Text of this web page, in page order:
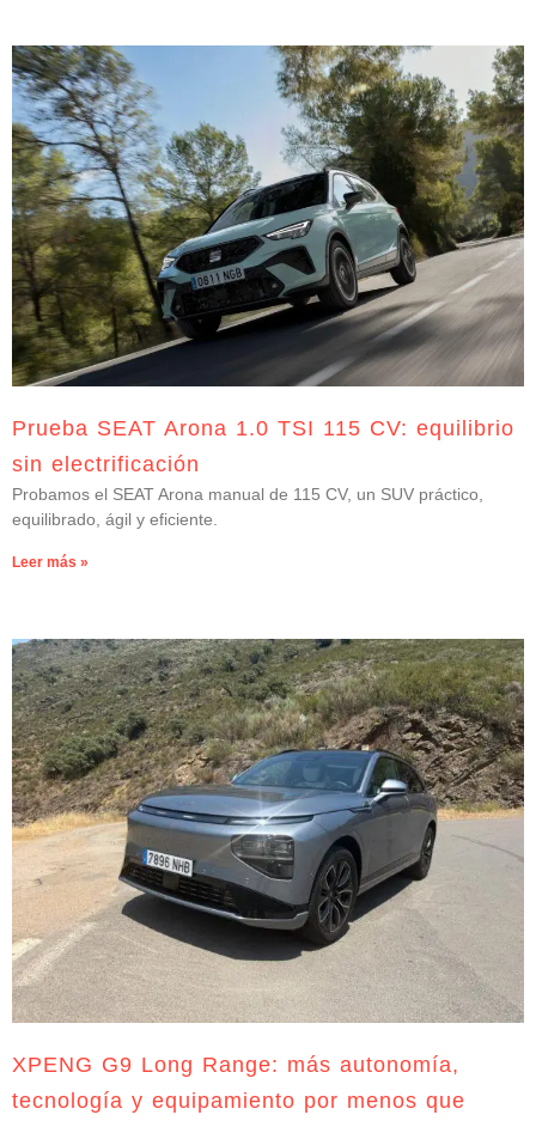
Prueba SEAT Arona 1.0 TSI 115 CV: equilibrio
sin electrificación
Probamos el SEAT Arona manual de 115 CV, un SUV práctico,
equilibrado, ágil y eficiente.
Leer más »
XPENG G9 Long Range: más autonomía,
tecnología y equipamiento por menos que